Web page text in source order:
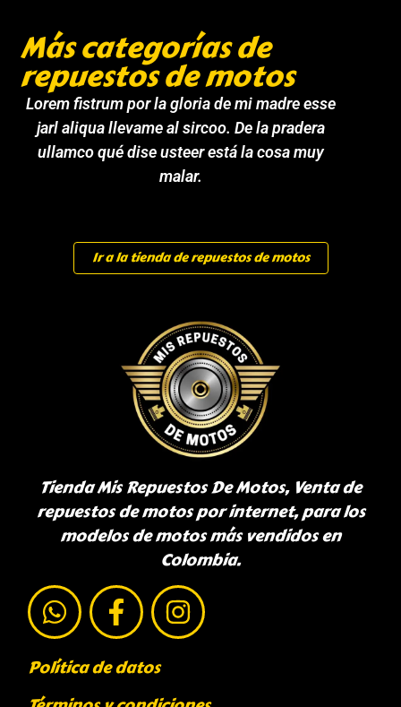
Más categorías de
repuestos de motos
Lorem fistrum por la gloria de mi madre esse
jarl aliqua llevame al sircoo. De la pradera
ullamco qué dise usteer está la cosa muy
malar.
Ir a la tienda de repuestos de motos
Tienda Mis Repuestos De Motos, Venta de
repuestos de motos por internet, para los
modelos de motos más vendidos en
Colombia.
Política de datos